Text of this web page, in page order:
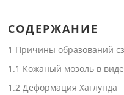
СОДЕРЖАНИЕ
1 Причины образований
1.1 Кожаный мозоль в
1.2 Деформация Хаглунда